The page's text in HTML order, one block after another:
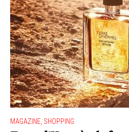
MAGAZINE SHOPPING